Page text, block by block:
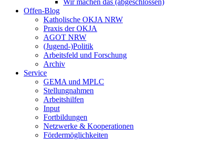
Wir machen das (abgeschlossen)
Offen-Blog
Katholische OKJA NRW
Praxis der OKJA
AGOT NRW
(Jugend-)Politik
Arbeitsfeld und Forschung
Archiv
Service
GEMA und MPLC
Stellungnahmen
Arbeitshilfen
Input
Fortbildungen
Netzwerke & Kooperationen
Fördermöglichkeiten